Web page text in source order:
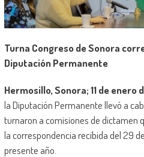
Turna Congreso de Sonora
Diputación Permanente
Hermosillo, Sonora; 11 de enero
la Diputación Permanente llevó a
turnaron a comisiones de dictamen
la correspondencia recibida del 29
presente año.